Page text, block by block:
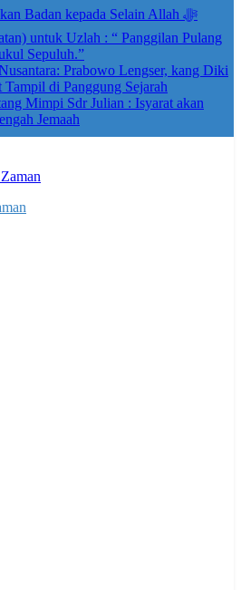
Isyarat Dilarang Menundukkan Badan kepada Selain Allah ﷻ
untuk Uzlah : “ Panggilan Pulang
Sepuluh.”
Prabowo Lengser, kang Diki
di Panggung Sejarah
Mimpi Sdr Julian : Isyarat akan
Jemaah